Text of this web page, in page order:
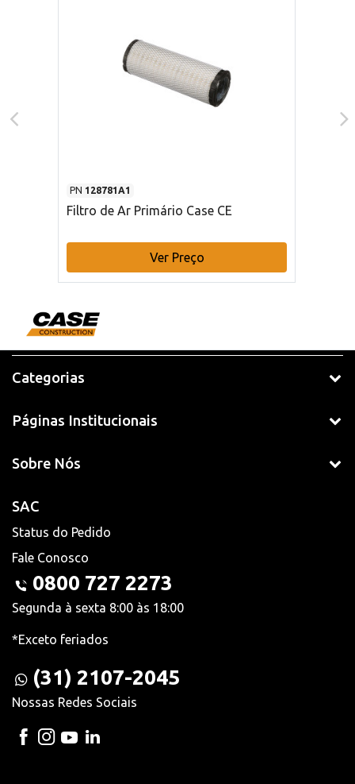
PN 128781A1
Filtro de Ar Primário Case CE
Ver Preço
Categorias
Páginas Institucionais
Sobre Nós
SAC
Status do Pedido
Fale Conosco
0800 727 2273
Segunda à sexta 8:00 às 18:00
*Exceto feriados
(31) 2107-2045
Nossas Redes Sociais